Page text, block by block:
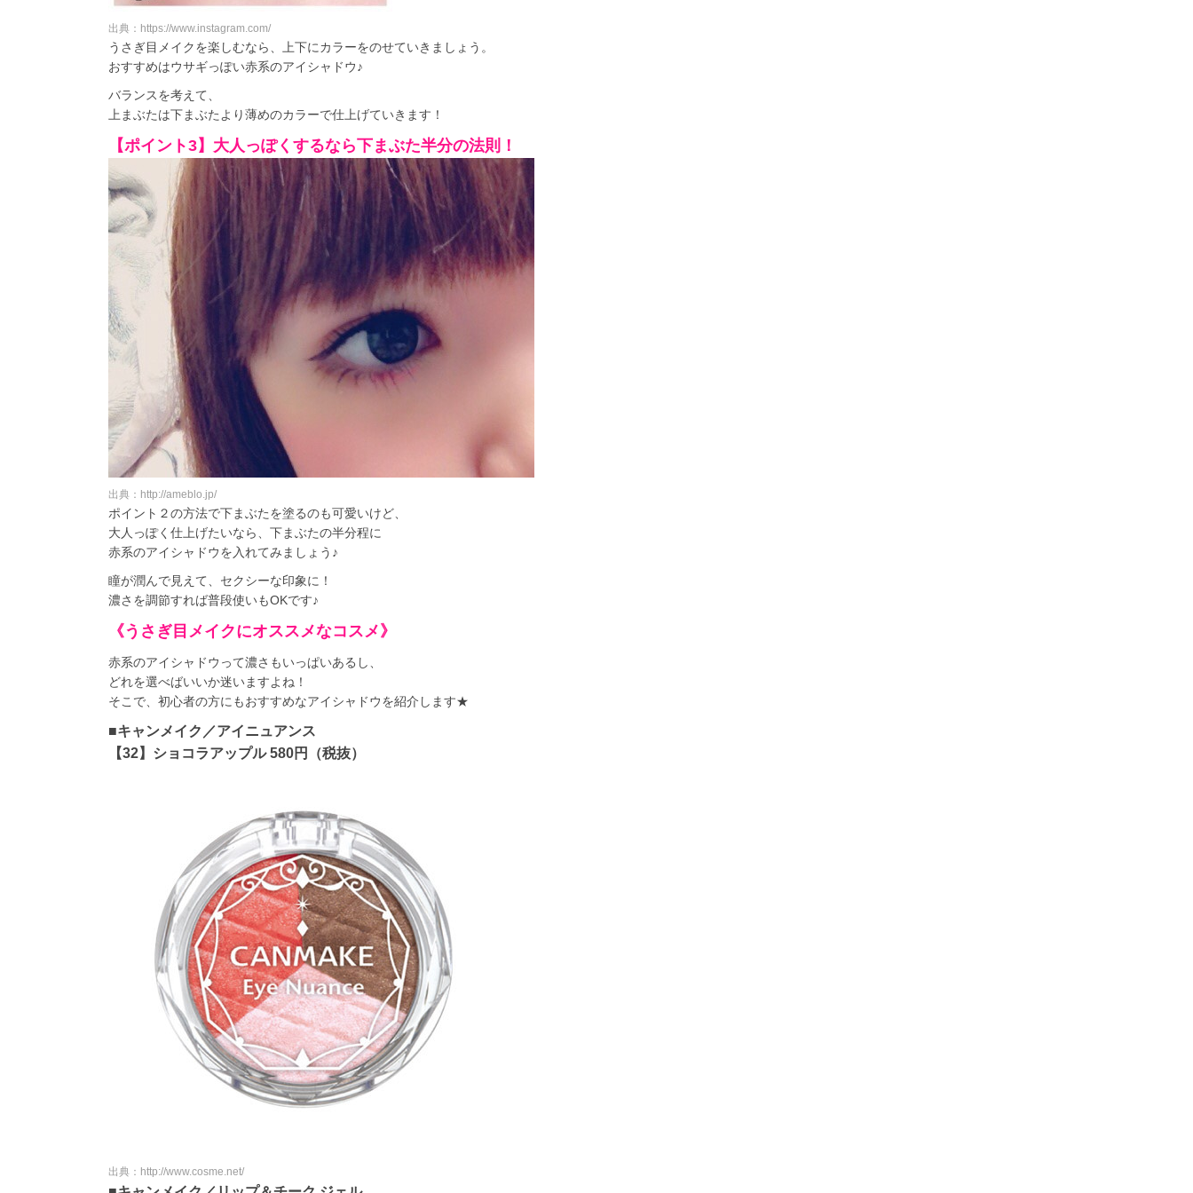
出典：https://www.instagram.com/
うさぎ目メイクを楽しむなら、上下にカラーをのせていきましょう。
おすすめはウサギっぽい赤系のアイシャドウ♪
バランスを考えて、
上まぶたは下まぶたより薄めのカラーで仕上げていきます！
【ポイント3】大人っぽくするなら下まぶた半分の法則！
出典：http://ameblo.jp/
ポイント２の方法で下まぶたを塗るのも可愛いけど、
大人っぽく仕上げたいなら、下まぶたの半分程に
赤系のアイシャドウを入れてみましょう♪
瞳が潤んで見えて、セクシーな印象に！
濃さを調節すれば普段使いもOKです♪
《うさぎ目メイクにオススメなコスメ》
赤系のアイシャドウって濃さもいっぱいあるし、
どれを選べばいいか迷いますよね！
そこで、初心者の方にもおすすめなアイシャドウを紹介します★
■キャンメイク／アイニュアンス
【32】ショコラアップル 580円（税抜）
出典：http://www.cosme.net/